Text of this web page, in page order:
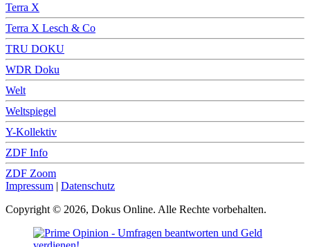
Terra X
Terra X Lesch & Co
TRU DOKU
WDR Doku
Welt
Weltspiegel
Y-Kollektiv
ZDF Info
ZDF Zoom
Impressum | Datenschutz
Copyright © 2026, Dokus Online. Alle Rechte vorbehalten.